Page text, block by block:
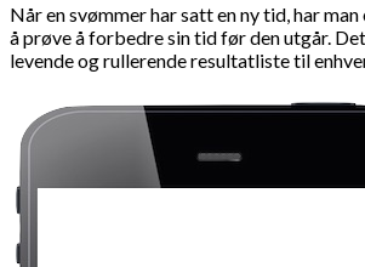
Når en svømmer har satt en ny tid, har
å prøve å forbedre sin tid før den utgår.
levende og rullerende resultatliste til